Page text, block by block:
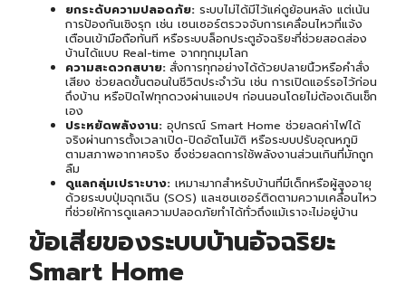
ยกระดับความปลอดภัย: ระบบไม่ได้มีไว้แค่ดูย้อนหลัง แต่เน้น
การป้องกันเชิงรุก เช่น เซนเซอร์ตรวจจับการเคลื่อนไหวที่แจ้ง
เตือนเข้ามือถือทันที หรือระบบล็อกประตูอัจฉริยะที่ช่วยสอดส่อง
บ้านได้แบบ Real-time จากทุกมุมโลก
ความสะดวกสบาย: สั่งการทุกอย่างได้ด้วยปลายนิ้วหรือคำสั่ง
เสียง ช่วยลดขั้นตอนในชีวิตประจำวัน เช่น การเปิดแอร์รอไว้ก่อน
ถึงบ้าน หรือปิดไฟทุกดวงผ่านแอปฯ ก่อนนอนโดยไม่ต้องเดินเช็ก
เอง
ประหยัดพลังงาน: อุปกรณ์ Smart Home ช่วยลดค่าไฟได้
จริงผ่านการตั้งเวลาเปิด-ปิดอัตโนมัติ หรือระบบปรับอุณหภูมิ
ตามสภาพอากาศจริง ซึ่งช่วยลดการใช้พลังงานส่วนเกินที่มักถูก
ลืม
ดูแลกลุ่มเปราะบาง: เหมาะมากสำหรับบ้านที่มีเด็กหรือผู้สูงอายุ
ด้วยระบบปุ่มฉุกเฉิน (SOS) และเซนเซอร์ติดตามความเคลื่อนไหว
ที่ช่วยให้การดูแลความปลอดภัยทำได้ทั่วถึงแม้เราจะไม่อยู่บ้าน
ข้อเสียของระบบบ้านอัจฉริยะ
Smart Home